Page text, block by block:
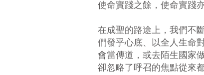
使命實踐之餘，使命實踐
在成聖的路途上，我們不
們發乎心底、以全人生命
會當傳道，或去陌生國家
卻忽略了呼召的焦點從來